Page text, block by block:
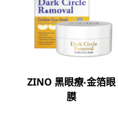
ZINO 黑眼療‧金箔眼
膜